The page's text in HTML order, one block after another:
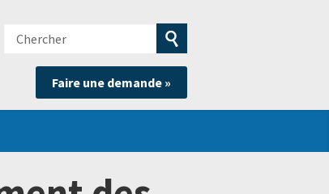
Chercher
Soumettre
la
recherche
Faire une demande »